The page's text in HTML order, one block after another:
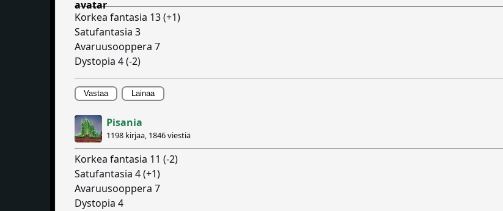
Korkea fantasia 13 (+1)
Satufantasia 3
Avaruusooppera 7
Dystopia 4 (-2)
Vastaa Lainaa
Pisania
1198 kirjaa, 1846 viestiä
Korkea fantasia 11 (-2)
Satufantasia 4 (+1)
Avaruusooppera 7
Dystopia 4